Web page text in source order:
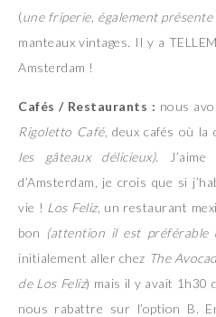
(une friperie, également présente
manteaux vintages. Il y a
Amsterdam !
Cafés / Restaurants : nous
Rigoletto Café, deux cafés où
les gâteaux délicieux).
d’Amsterdam, je crois que si
vie ! Los Feliz, un restaurant
bon (attention il est préférable
initialement aller chez The
de Los Feliz) mais il y avait 1h30
nous rabattre sur l’option B.